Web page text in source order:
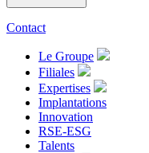
Contact
Le Groupe
Filiales
Expertises
Implantations
Innovation
RSE-ESG
Talents